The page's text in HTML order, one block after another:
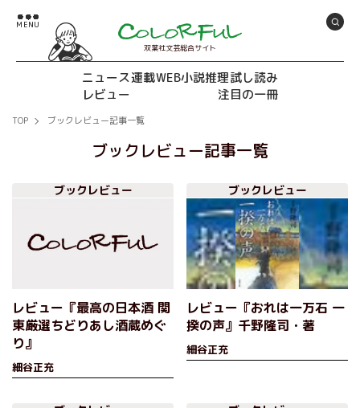
双葉社文芸総合サイト
ニュース連載WEB小説推理試し読み
レビュー
注目の一冊
TOP ブックレビュー記事一覧
ブックレビュー記事一覧
ブックレビュー
レビュー『最高の日本酒 関
東厳選ちどりあし酒蔵めぐ
り』
細谷正充
ブックレビュー
レビュー『おれは一万石 一
揆の声』千野隆司・著
細谷正充